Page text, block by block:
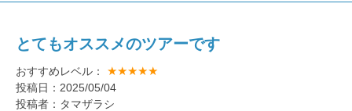
とてもオススメのツアーです
おすすめレベル： ★★★★★
投稿日：2025/05/04
投稿者：タマザラシ